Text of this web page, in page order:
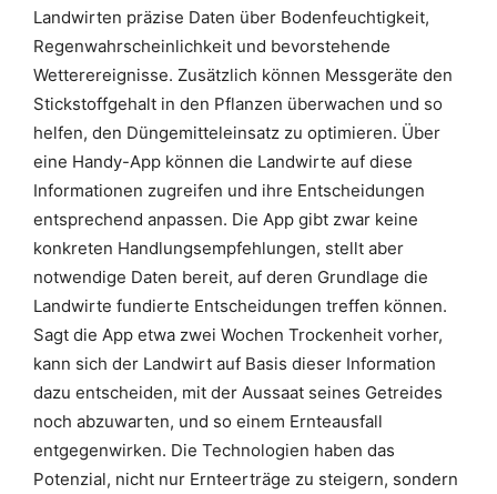
Landwirten präzise Daten über Bodenfeuchtigkeit,
Regenwahrscheinlichkeit und bevorstehende
Wetterereignisse. Zusätzlich können Messgeräte den
Stickstoffgehalt in den Pflanzen überwachen und so
helfen, den Düngemitteleinsatz zu optimieren. Über
eine Handy-App können die Landwirte auf diese
Informationen zugreifen und ihre Entscheidungen
entsprechend anpassen. Die App gibt zwar keine
konkreten Handlungsempfehlungen, stellt aber
notwendige Daten bereit, auf deren Grundlage die
Landwirte fundierte Entscheidungen treffen können.
Sagt die App etwa zwei Wochen Trockenheit vorher,
kann sich der Landwirt auf Basis dieser Information
dazu entscheiden, mit der Aussaat seines Getreides
noch abzuwarten, und so einem Ernteausfall
entgegenwirken. Die Technologien haben das
Potenzial, nicht nur Ernteerträge zu steigern, sondern